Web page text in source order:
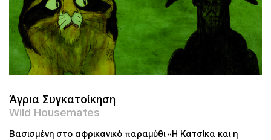
Άγρια Συγκατοίκηση
Wild Housemates
Βασισμένη στο αφρικανικό παραμύθι «Η Κατσίκα και η